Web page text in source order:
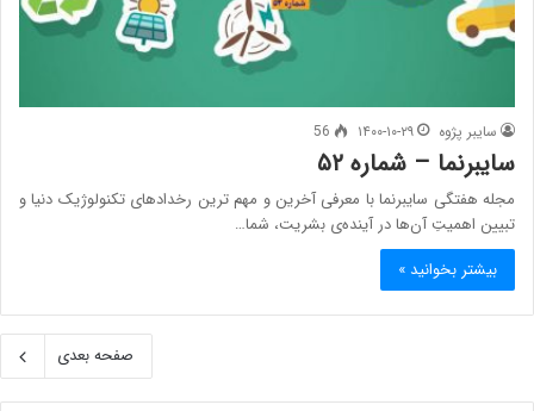
سایبر پژوه ۱۴۰۰-۱۰-۲۹ 56
سایبرنما – شماره ۵۲
مجله هفتگی سایبرنما با معرفی آخرین و مهم ترین رخدادهای تکنولوژیک دنیا و
تبیین اهمیتِ آن‌ها در آینده‌ی بشریت، شما…
بیشتر بخوانید »
صفحه بعدی